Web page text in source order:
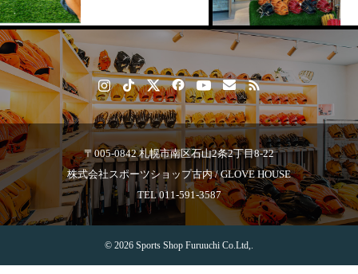
〒005-0842 札幌市南区石山2条2丁目8-22
株式会社スポーツショップ古内 / GLOVE HOUSE
TEL 011-591-3587
© 2026 Sports Shop Furuuchi Co.Ltd,.